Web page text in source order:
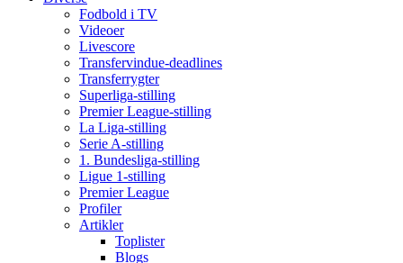
Fodbold i TV
Videoer
Livescore
Transfervindue-deadlines
Transferrygter
Superliga-stilling
Premier League-stilling
La Liga-stilling
Serie A-stilling
1. Bundesliga-stilling
Ligue 1-stilling
Premier League
Profiler
Artikler
Toplister
Blogs